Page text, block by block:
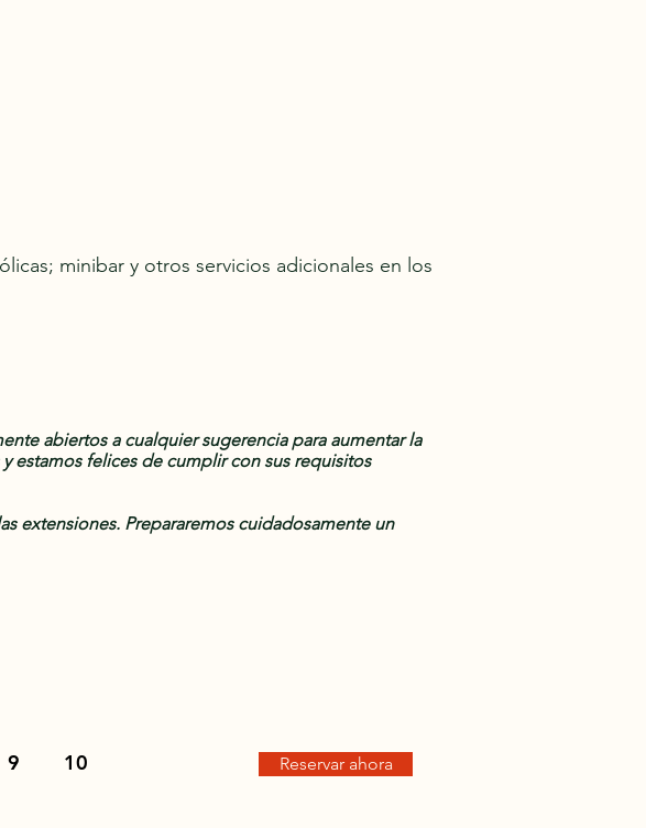
minibar y otros servicios adicionales en los
abiertos a cualquier sugerencia para aumentar la
estamos felices de cumplir con sus requisitos
extensiones. Prepararemos cuidadosamente un
9 10 Reservar ahora